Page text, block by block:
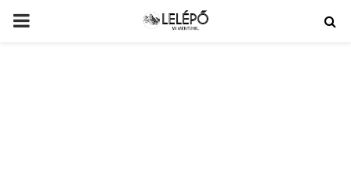
PRIMARY